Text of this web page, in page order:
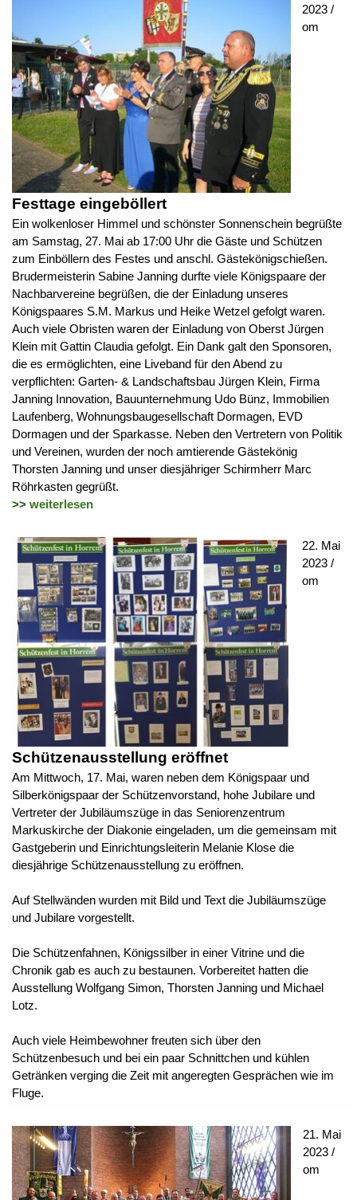
2023 /
om
Festtage eingeböllert
Ein wolkenloser Himmel und schönster Sonnenschein begrüßte
am Samstag, 27. Mai ab 17:00 Uhr die Gäste und Schützen
zum Einböllern des Festes und anschl. Gästekönigschießen.
Brudermeisterin Sabine Janning durfte viele Königspaare der
Nachbarvereine begrüßen, die der Einladung unseres
Königspaares S.M. Markus und Heike Wetzel gefolgt waren.
Auch viele Obristen waren der Einladung von Oberst Jürgen
Klein mit Gattin Claudia gefolgt. Ein Dank galt den Sponsoren,
die es ermöglichten, eine Liveband für den Abend zu
verpflichten: Garten- & Landschaftsbau Jürgen Klein, Firma
Janning Innovation, Bauunternehmung Udo Bünz, Immobilien
Laufenberg, Wohnungsbaugesellschaft Dormagen, EVD
Dormagen und der Sparkasse. Neben den Vertretern von Politik
und Vereinen, wurden der noch amtierende Gästekönig
Thorsten Janning und unser diesjähriger Schirmherr Marc
Röhrkasten gegrüßt.
>> weiterlesen
22. Mai
2023 /
om
Schützenausstellung eröffnet
Am Mittwoch, 17. Mai, waren neben dem Königspaar und
Silberkönigspaar der Schützenvorstand, hohe Jubilare und
Vertreter der Jubiläumszüge in das Seniorenzentrum
Markuskirche der Diakonie eingeladen, um die gemeinsam mit
Gastgeberin und Einrichtungsleiterin Melanie Klose die
diesjährige Schützenausstellung zu eröffnen.
Auf Stellwänden wurden mit Bild und Text die Jubiläumszüge
und Jubilare vorgestellt.
Die Schützenfahnen, Königssilber in einer Vitrine und die
Chronik gab es auch zu bestaunen. Vorbereitet hatten die
Ausstellung Wolfgang Simon, Thorsten Janning und Michael
Lotz.
Auch viele Heimbewohner freuten sich über den
Schützenbesuch und bei ein paar Schnittchen und kühlen
Getränken verging die Zeit mit angeregten Gesprächen wie im
Fluge.
21. Mai
2023 /
om